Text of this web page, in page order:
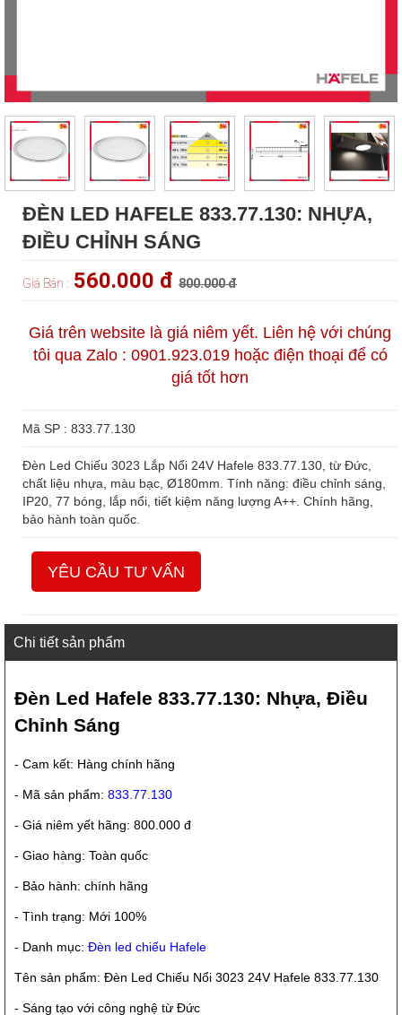
ĐÈN LED HAFELE 833.77.130: NHỰA,
ĐIỀU CHỈNH SÁNG
Giá Bán : 560.000 đ 800.000 đ
Giá trên website là giá niêm yết. Liên hệ với chúng
tôi qua Zalo : 0901.923.019 hoặc điện thoại để có
giá tốt hơn
Mã SP : 833.77.130
Đèn Led Chiếu 3023 Lắp Nổi 24V Hafele 833.77.130, từ Đức,
chất liệu nhựa, màu bạc, Ø180mm. Tính năng: điều chỉnh sáng,
IP20, 77 bóng, lắp nổi, tiết kiệm năng lượng A++. Chính hãng,
bảo hành toàn quốc.
YÊU CẦU TƯ VẤN
Chi tiết sản phẩm
Đèn Led Hafele 833.77.130: Nhựa, Điều
Chỉnh Sáng
- Cam kết: Hàng chính hãng
- Mã sản phẩm: 833.77.130
- Giá niêm yết hãng: 800.000 đ
- Giao hàng: Toàn quốc
- Bảo hành: chính hãng
- Tình trạng: Mới 100%
- Danh mục: Đèn led chiếu Hafele
Tên sản phẩm: Đèn Led Chiếu Nổi 3023 24V Hafele 833.77.130
- Sáng tạo với công nghệ từ Đức